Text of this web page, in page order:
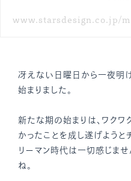
www.starsdesign.co.jp/
冴えない日曜日から一夜明
始まりました。
新たな期の始まりは、ワクワ
かったことを成し遂げようと
リーマン時代は一切感じま
ね。